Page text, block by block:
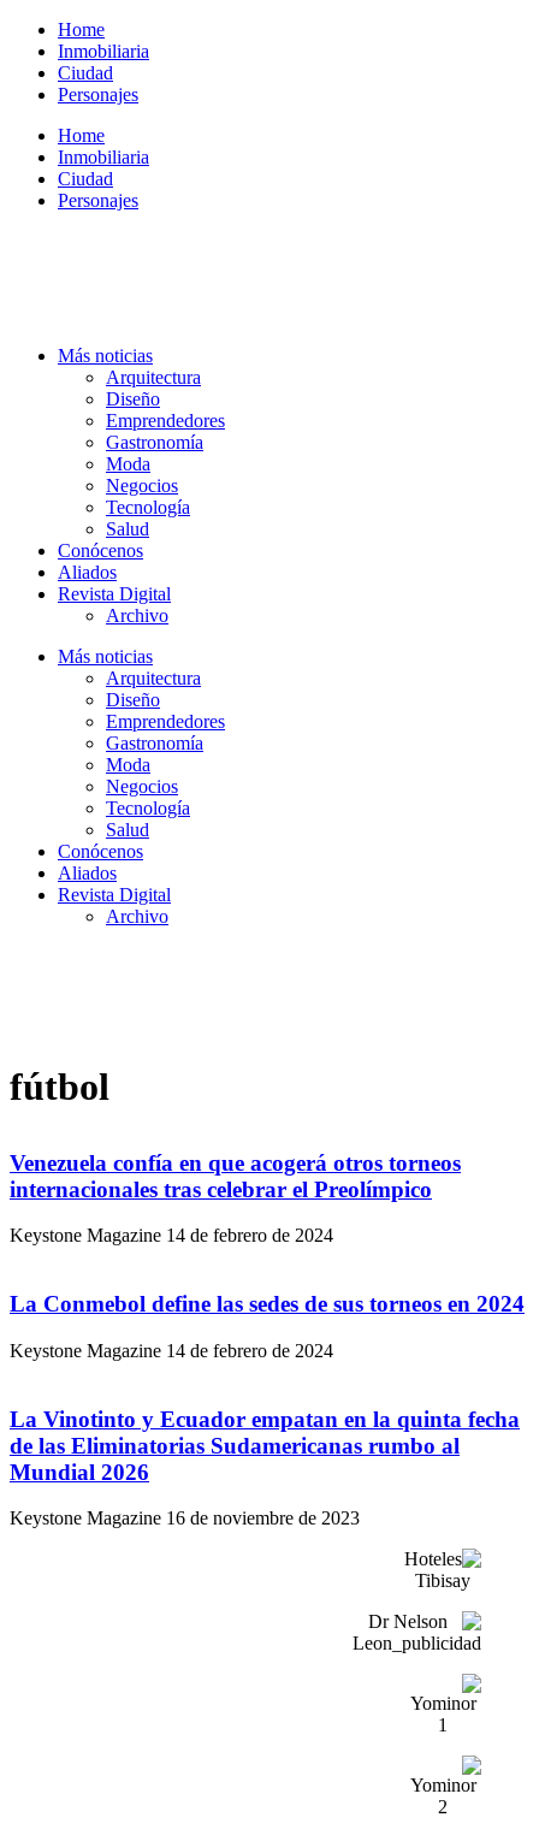
contenido
Home
Inmobiliaria
Ciudad
Personajes
Home
Inmobiliaria
Ciudad
Personajes
Más noticias
Arquitectura
Diseño
Emprendedores
Gastronomía
Moda
Negocios
Tecnología
Salud
Conócenos
Aliados
Revista Digital
Archivo
Más noticias
Arquitectura
Diseño
Emprendedores
Gastronomía
Moda
Negocios
Tecnología
Salud
Conócenos
Aliados
Revista Digital
Archivo
fútbol
Venezuela confía en que acogerá otros torneos
internacionales tras celebrar el Preolímpico
Keystone Magazine 14 de febrero de 2024
La Conmebol define las sedes de sus torneos en 2024
Keystone Magazine 14 de febrero de 2024
La Vinotinto y Ecuador empatan en la quinta fecha
de las Eliminatorias Sudamericanas rumbo al
Mundial 2026
Keystone Magazine 16 de noviembre de 2023